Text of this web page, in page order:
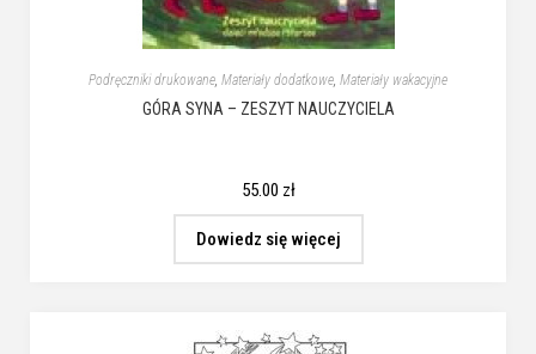
Podręczniki drukowane, Materiały dodatkowe, Materiały wakacyjne
GÓRA SYNA – ZESZYT NAUCZYCIELA
55.00 zł
Dowiedz się więcej